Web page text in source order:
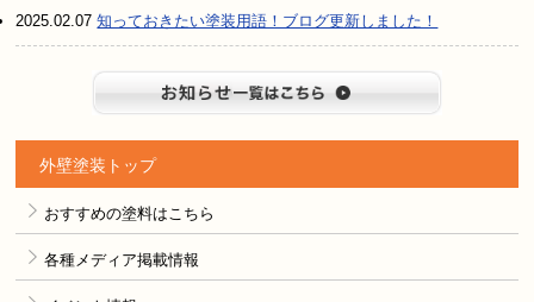
2025.02.07知っておきたい塗装用語！ブログ更新しました！
外壁塗装トップ
おすすめの塗料はこちら
各種メディア掲載情報